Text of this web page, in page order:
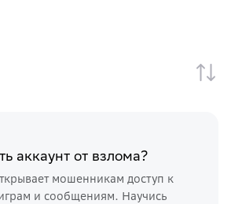
аккаунт от взлома?
мошенникам доступ к
и сообщениям. Научись